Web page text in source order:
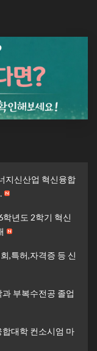
지신산업 혁신융합
년도 2학기 혁신
,특허,자격증 등 신
부복수전공 졸업
대학 컨소시엄 마